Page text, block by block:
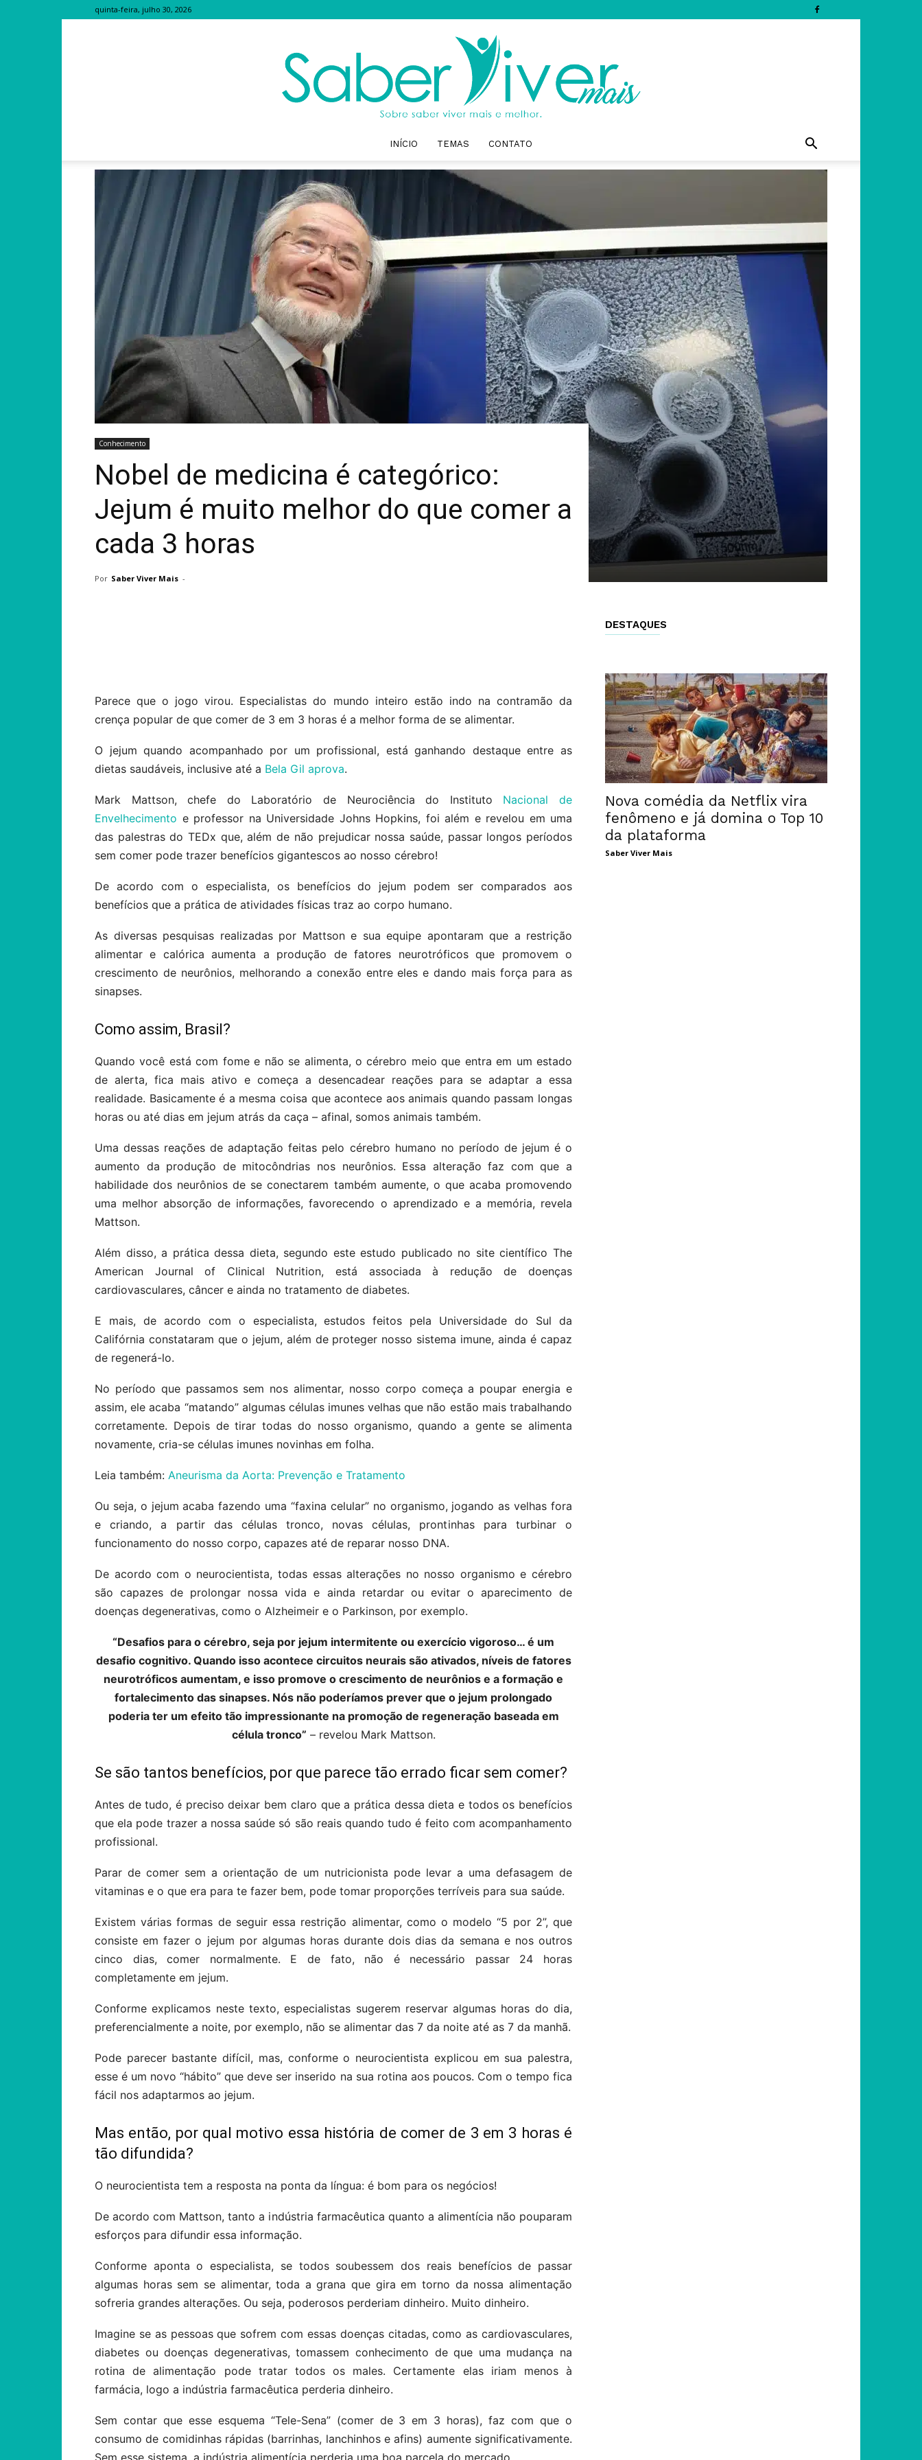
quinta-feira, julho 30, 2026
Saber
Viver
INÍCIO TEMAS CONTATO
Conhecimento
Nobel de medicina é categórico:
Jejum é muito melhor do que comer a
cada 3 horas
Por Saber Viver Mais -
Parece que o jogo virou. Especialistas do mundo inteiro estão indo na contramão da
crença popular de que comer de 3 em 3 horas é a melhor forma de se alimentar.
O jejum quando acompanhado por um profissional, está ganhando destaque entre as
dietas saudáveis, inclusive até a Bela Gil aprova.
Mark Mattson, chefe do Laboratório de Neurociência do Instituto Nacional de
Envelhecimento e professor na Universidade Johns Hopkins, foi além e revelou em uma
das palestras do TEDx que, além de não prejudicar nossa saúde, passar longos períodos
sem comer pode trazer benefícios gigantescos ao nosso cérebro!
De acordo com o especialista, os benefícios do jejum podem ser comparados aos
benefícios que a prática de atividades físicas traz ao corpo humano.
As diversas pesquisas realizadas por Mattson e sua equipe apontaram que a restrição
alimentar e calórica aumenta a produção de fatores neurotróficos que promovem o
crescimento de neurônios, melhorando a conexão entre eles e dando mais força para as
sinapses.
Como assim, Brasil?
Quando você está com fome e não se alimenta, o cérebro meio que entra em um estado
de alerta, fica mais ativo e começa a desencadear reações para se adaptar a essa
realidade. Basicamente é a mesma coisa que acontece aos animais quando passam longas
horas ou até dias em jejum atrás da caça – afinal, somos animais também.
Uma dessas reações de adaptação feitas pelo cérebro humano no período de jejum é o
aumento da produção de mitocôndrias nos neurônios. Essa alteração faz com que a
habilidade dos neurônios de se conectarem também aumente, o que acaba promovendo
uma melhor absorção de informações, favorecendo o aprendizado e a memória, revela
Mattson.
Além disso, a prática dessa dieta, segundo este estudo publicado no site científico The
American Journal of Clinical Nutrition, está associada à redução de doenças
cardiovasculares, câncer e ainda no tratamento de diabetes.
E mais, de acordo com o especialista, estudos feitos pela Universidade do Sul da
Califórnia constataram que o jejum, além de proteger nosso sistema imune, ainda é capaz
de regenerá-lo.
No período que passamos sem nos alimentar, nosso corpo começa a poupar energia e
assim, ele acaba “matando” algumas células imunes velhas que não estão mais trabalhando
corretamente. Depois de tirar todas do nosso organismo, quando a gente se alimenta
novamente, cria-se células imunes novinhas em folha.
Leia também: Aneurisma da Aorta: Prevenção e Tratamento
Ou seja, o jejum acaba fazendo uma “faxina celular” no organismo, jogando as velhas fora
e criando, a partir das células tronco, novas células, prontinhas para turbinar o
funcionamento do nosso corpo, capazes até de reparar nosso DNA.
De acordo com o neurocientista, todas essas alterações no nosso organismo e cérebro
são capazes de prolongar nossa vida e ainda retardar ou evitar o aparecimento de
doenças degenerativas, como o Alzheimeir e o Parkinson, por exemplo.
“Desafios para o cérebro, seja por jejum intermitente ou exercício vigoroso… é um
desafio cognitivo. Quando isso acontece circuitos neurais são ativados, níveis de fatores
neurotróficos aumentam, e isso promove o crescimento de neurônios e a formação e
fortalecimento das sinapses. Nós não poderíamos prever que o jejum prolongado
poderia ter um efeito tão impressionante na promoção de regeneração baseada em
célula tronco” – revelou Mark Mattson.
Se são tantos benefícios, por que parece tão errado ficar sem comer?
Antes de tudo, é preciso deixar bem claro que a prática dessa dieta e todos os benefícios
que ela pode trazer a nossa saúde só são reais quando tudo é feito com acompanhamento
profissional.
Parar de comer sem a orientação de um nutricionista pode levar a uma defasagem de
vitaminas e o que era para te fazer bem, pode tomar proporções terríveis para sua saúde.
Existem várias formas de seguir essa restrição alimentar, como o modelo “5 por 2”, que
consiste em fazer o jejum por algumas horas durante dois dias da semana e nos outros
cinco dias, comer normalmente. E de fato, não é necessário passar 24 horas
completamente em jejum.
Conforme explicamos neste texto, especialistas sugerem reservar algumas horas do dia,
preferencialmente a noite, por exemplo, não se alimentar das 7 da noite até as 7 da manhã.
Pode parecer bastante difícil, mas, conforme o neurocientista explicou em sua palestra,
esse é um novo “hábito” que deve ser inserido na sua rotina aos poucos. Com o tempo fica
fácil nos adaptarmos ao jejum.
Mas então, por qual motivo essa história de comer de 3 em 3 horas é
tão difundida?
O neurocientista tem a resposta na ponta da língua: é bom para os negócios!
De acordo com Mattson, tanto a indústria farmacêutica quanto a alimentícia não pouparam
esforços para difundir essa informação.
Conforme aponta o especialista, se todos soubessem dos reais benefícios de passar
algumas horas sem se alimentar, toda a grana que gira em torno da nossa alimentação
sofreria grandes alterações. Ou seja, poderosos perderiam dinheiro. Muito dinheiro.
Imagine se as pessoas que sofrem com essas doenças citadas, como as cardiovasculares,
diabetes ou doenças degenerativas, tomassem conhecimento de que uma mudança na
rotina de alimentação pode tratar todos os males. Certamente elas iriam menos à
farmácia, logo a indústria farmacêutica perderia dinheiro.
Sem contar que esse esquema “Tele-Sena” (comer de 3 em 3 horas), faz com que o
consumo de comidinhas rápidas (barrinhas, lanchinhos e afins) aumente significativamente.
Sem esse sistema, a indústria alimentícia perderia uma boa parcela do mercado.
DESTAQUES
Nova comédia da Netflix vira
fenômeno e já domina o Top 10
da plataforma
Saber Viver Mais